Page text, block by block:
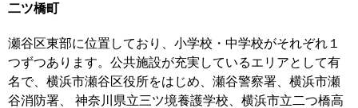
二ツ橋町
瀬谷区東部に位置しており、小学校・中学校がそれぞれ１
つずつあります。公共施設が充実しているエリアとして有
名で、横浜市瀬谷区役所をはじめ、瀬谷警察署、横浜市瀬
谷消防署、 神奈川県立三ツ境養護学校、横浜市立二つ橋高